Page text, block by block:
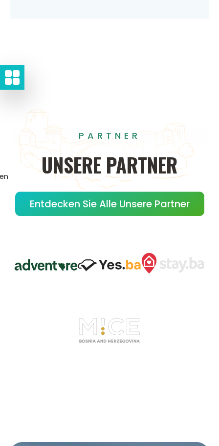
PARTNER
UNSERE PARTNER
Entdecken Sie Alle Unsere Partner